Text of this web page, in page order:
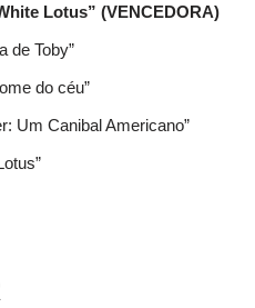
Lotus” (VENCEDORA)
de Toby”
do céu”
Um Canibal Americano”